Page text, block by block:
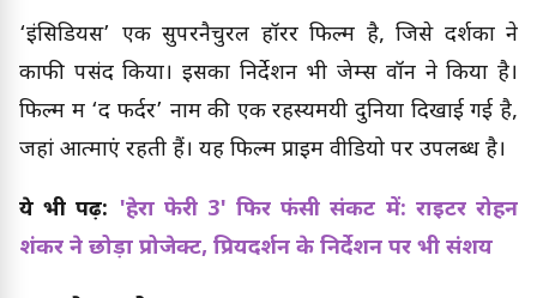
‘इंसिडियस’ एक सुपरनैचुरल हॉरर फिल्म है, जिसे दर्शकों ने
काफी पसंद किया। इसका निर्देशन भी जेम्स वॉन ने किया है।
फिल्म में ‘द फर्दर’ नाम की एक रहस्यमयी दुनिया दिखाई गई है,
जहां आत्माएं रहती हैं। यह फिल्म प्राइम वीडियो पर उपलब्ध है।
ये भी पढ़ें: 'हेरा फेरी 3' फिर फंसी संकट में: राइटर रोहन
शंकर ने छोड़ा प्रोजेक्ट, प्रियदर्शन के निर्देशन पर भी संशय